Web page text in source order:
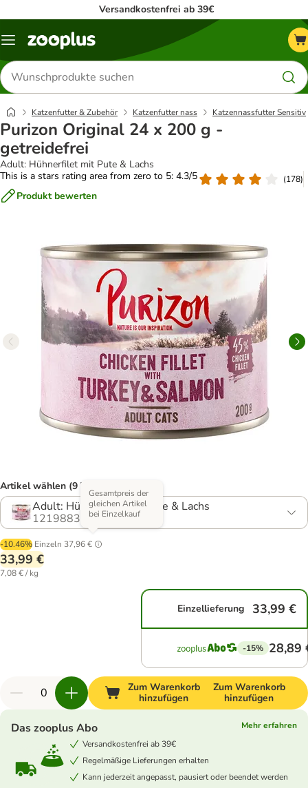
Versandkostenfrei ab 39€
Menü
Produkte
suchen
Katzenfutter & Zubehör Katzenfutter nass Katzennassfutter Sensitiv
Purizon Original 24 x 200 g -
getreidefrei
Adult: Hühnerfilet mit Pute & Lachs
This is a stars rating area from zero to 5: 4.3/5
(178)
Produkt bewerten
Artikel wählen (9 Varianten)
Adult: Hühnerfilet mit Pute & Lachs
1219883.1
-10.46% Einzeln 37,96 €
Gesamtpreis der
gleichen Artikel
bei Einzelkauf
33,99 €
7,08 € / kg
Einzellieferung 33,99 €
-15% 28,89
Zum Warenkorb
hinzufügen
Zum Warenkorb
hinzufügen
Das zooplus Abo
Mehr erfahren
Versandkostenfrei ab 39€
Regelmäßige Lieferungen erhalten
Kann jederzeit angepasst, pausiert oder beendet werden